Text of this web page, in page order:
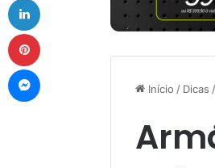
Início / Dicas /